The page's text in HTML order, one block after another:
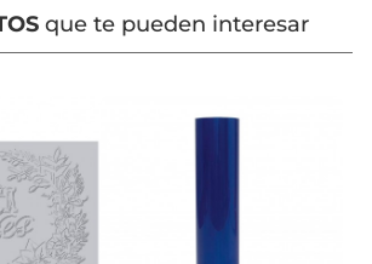
que te pueden interesar